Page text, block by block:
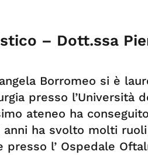
– Dott.ssa
Borromeo si è
presso l’Università
ateneo ha
anni ha svolto molti
presso l’ Ospedale